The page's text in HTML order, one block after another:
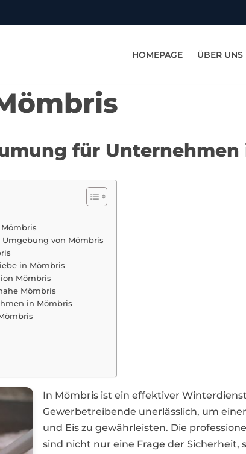
HOMEPAGE ÜBER UNS
für
von Mömbris
in Mömbris
Mömbris
Mömbris
in Mömbris
In Mömbris ist ein effektiver
Gewerbetreibende unerlässlich, um
und Eis zu gewährleisten. Die
sind nicht nur eine Frage der